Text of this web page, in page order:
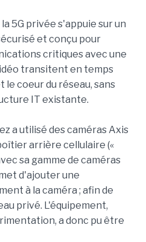
5G privée s'appuie sur un
et conçu pour
critiques avec une
transitent en temps
coeur du réseau, sans
IT existante.
a utilisé des caméras Axis
arrière cellulaire («
sa gamme de caméras
d'ajouter une
à la caméra ; afin de
privé. L'équipement,
a donc pu être